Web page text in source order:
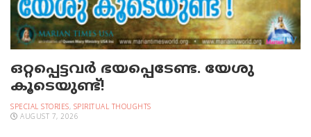
ഒറ്റപ്പെട്ടവര്‍ ഭയപ്പെടേണ്ട. യേശു
കൂടെയുണ്ട്!
SPECIAL STORIES, SPIRITUAL THOUGHTS
AUGUST 7, 2026